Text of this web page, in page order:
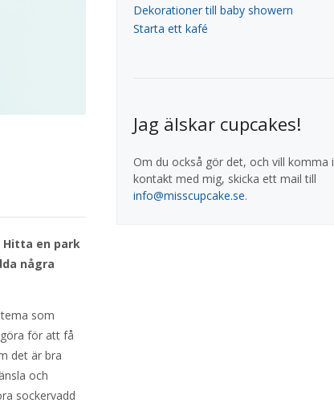
en park
några
som
för att få
det är bra
och
sockervadd
Dekorationer till baby showern
Starta ett kafé
Jag älskar cupcakes!
Om du också gör det, och vill komma i
kontakt med mig, skicka ett mail till
info@misscupcake.se.